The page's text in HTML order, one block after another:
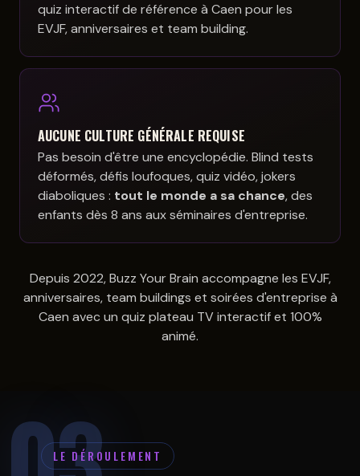
quiz interactif de référence à Caen pour les
EVJF, anniversaires et team building.
AUCUNE CULTURE GÉNÉRALE REQUISE
Pas besoin d'être une encyclopédie. Blind tests
déformés, défis loufoques, quiz vidéo, jokers
diaboliques : tout le monde a sa chance, des
enfants dès 8 ans aux séminaires d'entreprise.
Depuis 2022, Buzz Your Brain accompagne les EVJF,
anniversaires, team buildings et soirées d'entreprise à
Caen avec un quiz plateau TV interactif et 100%
animé.
LE DÉROULEMENT